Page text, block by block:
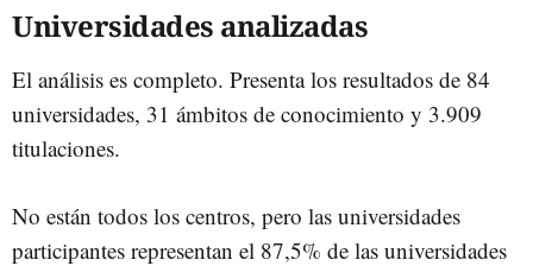
Universidades analizadas
El análisis es completo. Presenta los resultados de 84
universidades, 31 ámbitos de conocimiento y 3.909
titulaciones.
No están todos los centros, pero las universidades
participantes representan el 87,5% de las universidades